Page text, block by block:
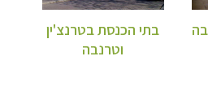
בתי הכנסת בטרנצ'ין
וטרנבה